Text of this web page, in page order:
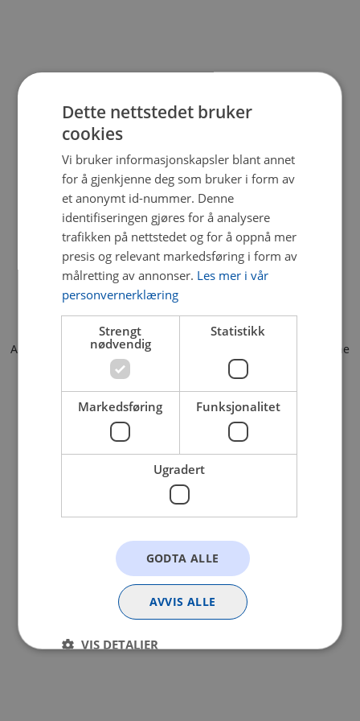
Application error: a client-side exception has occurred (see the
browser console for more information).
Dette nettstedet bruker
cookies
Vi bruker informasjonskapsler blant annet
for å gjenkjenne deg som bruker i form av
et anonymt id-nummer. Denne
identifiseringen gjøres for å analysere
trafikken på nettstedet og for å oppnå mer
presis og relevant markedsføring i form av
målretting av annonser. Les mer i vår
personvernerklæring
Strengt
nødvendig
Statistikk
Markedsføring Funksjonalitet
Ugradert
GODTA ALLE
AVVIS ALLE
VIS DETALJER